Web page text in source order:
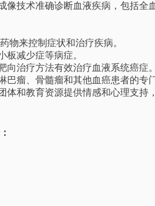
像技术准确诊断血液疾病，包括全
物来控制症状和治疗疾病。
板减少症等病症。
向治疗方法有效治疗血液系统癌症。
巴瘤、骨髓瘤和其他血癌患者的专
体和教育资源提供情感和心理支持